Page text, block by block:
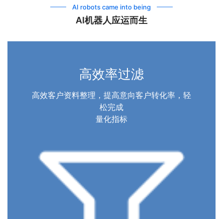
AI机器人应运而生
AI robots came into being
高效率过滤
高效客户资料整理，提高意向客户转化率，轻
松完成
量化指标